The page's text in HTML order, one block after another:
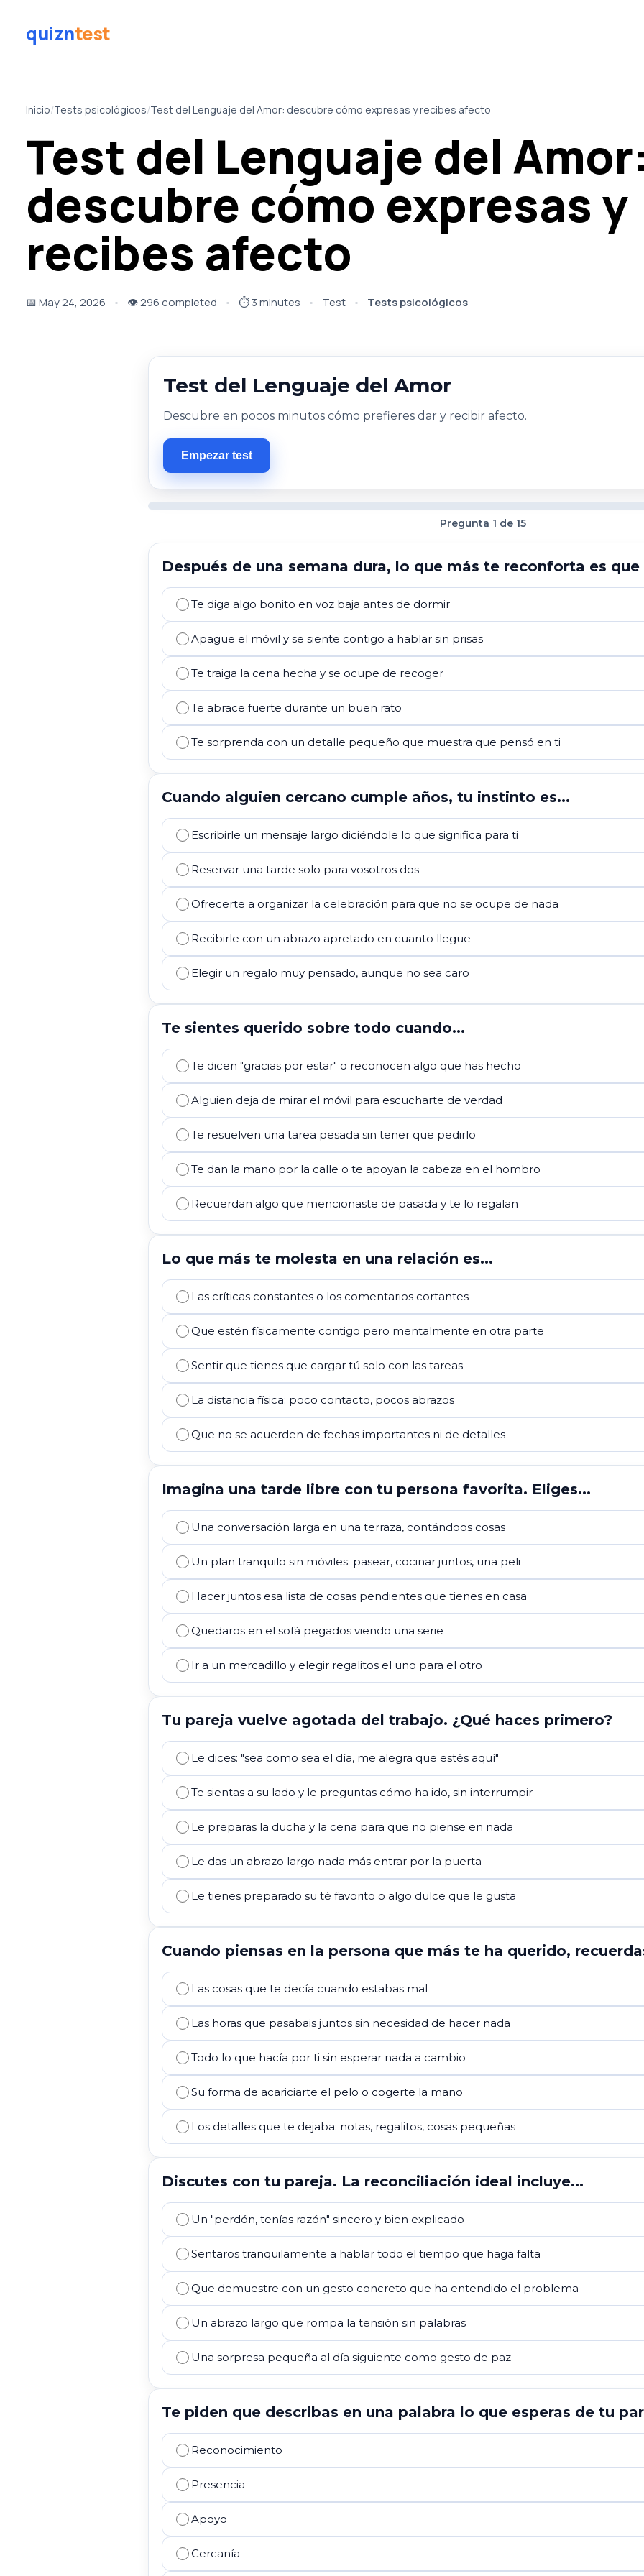
quizntest
Inicio/Tests psicológicos/Test del Lenguaje del Amor: descubre cómo expresas y recibes afecto
Test del Lenguaje del
descubre cómo expresas y
recibes afecto
📅 May 24, 2026 👁️296 completed ⏱️3 minutes Test Tests psicológicos
Test del Lenguaje del Amor
Descubre en pocos minutos cómo prefieres dar y recibir afecto.
Empezar test
Pregunta 1 de 15
Después de una semana dura, lo que más te reconforta es
Te diga algo bonito en voz baja antes de dormir
Apague el móvil y se siente contigo a hablar sin prisas
Te traiga la cena hecha y se ocupe de recoger
Te abrace fuerte durante un buen rato
Te sorprenda con un detalle pequeño que muestra que pensó en ti
Cuando alguien cercano cumple años, tu instinto es...
Escribirle un mensaje largo diciéndole lo que significa para ti
Reservar una tarde solo para vosotros dos
Ofrecerte a organizar la celebración para que no se ocupe de nada
Recibirle con un abrazo apretado en cuanto llegue
Elegir un regalo muy pensado, aunque no sea caro
Te sientes querido sobre todo cuando...
Te dicen "gracias por estar" o reconocen algo que has hecho
Alguien deja de mirar el móvil para escucharte de verdad
Te resuelven una tarea pesada sin tener que pedirlo
Te dan la mano por la calle o te apoyan la cabeza en el hombro
Recuerdan algo que mencionaste de pasada y te lo regalan
Lo que más te molesta en una relación es...
Las críticas constantes o los comentarios cortantes
Que estén físicamente contigo pero mentalmente en otra parte
Sentir que tienes que cargar tú solo con las tareas
La distancia física: poco contacto, pocos abrazos
Que no se acuerden de fechas importantes ni de detalles
Imagina una tarde libre con tu persona favorita. Eliges...
Una conversación larga en una terraza, contándoos cosas
Un plan tranquilo sin móviles: pasear, cocinar juntos, una peli
Hacer juntos esa lista de cosas pendientes que tienes en casa
Quedaros en el sofá pegados viendo una serie
Ir a un mercadillo y elegir regalitos el uno para el otro
Tu pareja vuelve agotada del trabajo. ¿Qué haces primero?
Le dices: "sea como sea el día, me alegra que estés aquí"
Te sientas a su lado y le preguntas cómo ha ido, sin interrumpir
Le preparas la ducha y la cena para que no piense en nada
Le das un abrazo largo nada más entrar por la puerta
Le tienes preparado su té favorito o algo dulce que le gusta
Cuando piensas en la persona que más te ha querido,
Las cosas que te decía cuando estabas mal
Las horas que pasabais juntos sin necesidad de hacer nada
Todo lo que hacía por ti sin esperar nada a cambio
Su forma de acariciarte el pelo o cogerte la mano
Los detalles que te dejaba: notas, regalitos, cosas pequeñas
Discutes con tu pareja. La reconciliación ideal incluye...
Un "perdón, tenías razón" sincero y bien explicado
Sentaros tranquilamente a hablar todo el tiempo que haga falta
Que demuestre con un gesto concreto que ha entendido el problema
Un abrazo largo que rompa la tensión sin palabras
Una sorpresa pequeña al día siguiente como gesto de paz
Te piden que describas en una palabra lo que esperas de tu
Reconocimiento
Presencia
Apoyo
Cercanía